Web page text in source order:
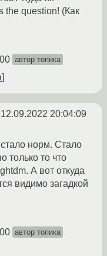
the question! (Как
автор топика
12.09.2022 20:04:09
норм. Стало
только то что
А вот откуда
видимо загадкой
автор топика